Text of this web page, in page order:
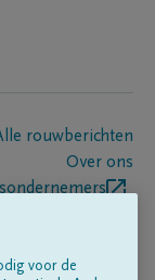
rouwberichten
Over ons
voor de